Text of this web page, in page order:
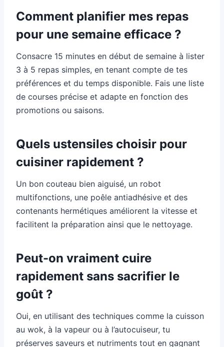
Comment planifier mes repas
pour une semaine efficace ?
Consacre 15 minutes en début de semaine à lister
3 à 5 repas simples, en tenant compte de tes
préférences et du temps disponible. Fais une liste
de courses précise et adapte en fonction des
promotions ou saisons.
Quels ustensiles choisir pour
cuisiner rapidement ?
Un bon couteau bien aiguisé, un robot
multifonctions, une poêle antiadhésive et des
contenants hermétiques améliorent la vitesse et
facilitent la préparation ainsi que le nettoyage.
Peut-on vraiment cuire
rapidement sans sacrifier le
goût ?
Oui, en utilisant des techniques comme la cuisson
au wok, à la vapeur ou à l’autocuiseur, tu
préserves saveurs et nutriments tout en gagnant